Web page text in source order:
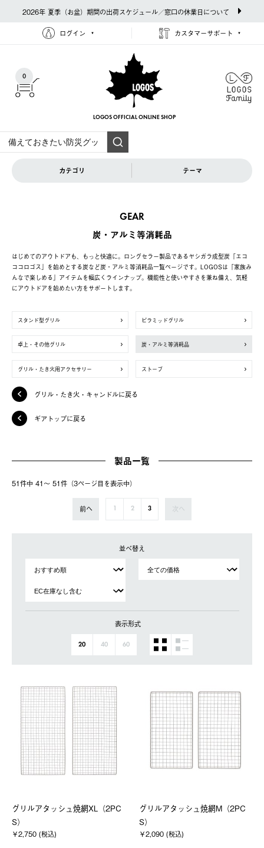
2026年 夏季（お盆）期間の出荷スケジュール／窓口の休業日について
ログイン カスタマーサポート
0
LOGOS OFFICIAL ONLINE SHOP
カテゴリ テーマ
GEAR
炭・アルミ等消耗品
はじめてのアウトドアも、もっと快適に。ロングセラー製品であるヤシガラ成型炭「エコ
ココロゴス」を始めとする炭など炭・アルミ等消耗品一覧ページです。LOGOSは「家族み
んなで楽しめる」アイテムを幅広くラインナップ。機能性と使いやすさを兼ね備え、気軽
にアウトドアを始めたい方をサポートします。
スタンド型グリル ピラミッドグリル
卓上・その他グリル 炭・アルミ等消耗品
グリル・たき火用アクセサリー ストーブ
グリル・たき火・キャンドルに戻る
ギアトップに戻る
製品一覧
51件中 41〜 51件（3ページ⽬を表⽰中）
前へ 1 2 3 次へ
並べ替え
表示形式
20 40 60
グリルアタッシュ焼網XL（2PC
S）
￥2,750 (税込)
グリルアタッシュ焼網M（2PC
S）
￥2,090 (税込)